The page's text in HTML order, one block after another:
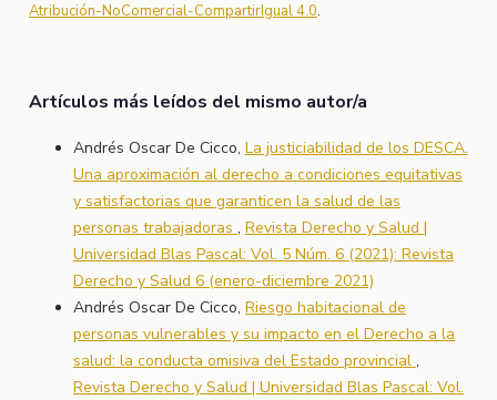
Atribución-NoComercial-CompartirIgual 4.0.
Artículos más leídos del mismo autor/a
Andrés Oscar De Cicco, La justiciabilidad de los DESCA.
Una aproximación al derecho a condiciones equitativas
y satisfactorias que garanticen la salud de las
personas trabajadoras , Revista Derecho y Salud |
Universidad Blas Pascal: Vol. 5 Núm. 6 (2021): Revista
Derecho y Salud 6 (enero-diciembre 2021)
Andrés Oscar De Cicco, Riesgo habitacional de
personas vulnerables y su impacto en el Derecho a la
salud: la conducta omisiva del Estado provincial ,
Revista Derecho y Salud | Universidad Blas Pascal: Vol.